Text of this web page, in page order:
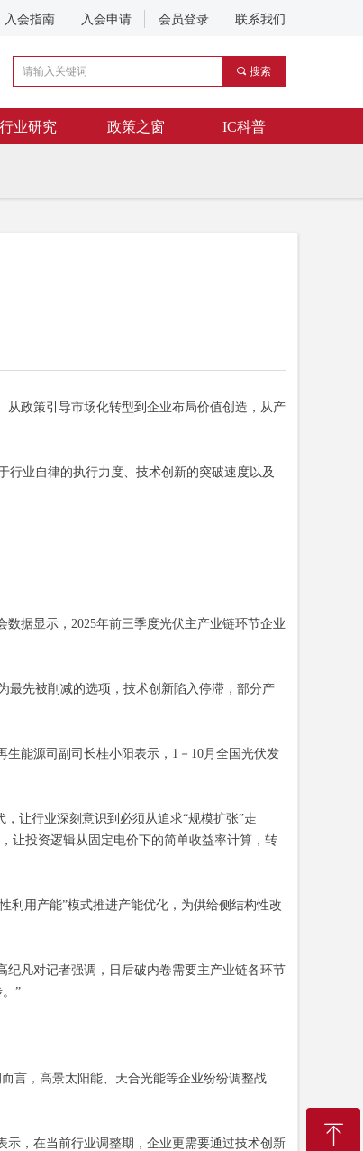
行业研究 政策之窗 IC科普
끠 搜索
入会指南 入会申请 会员登录 联系我们
政策引导市场化转型到企业布局价值创造，从产
业自律的执行力度、技术创新的突破速度以及
据显示，2025年前三季度光伏主产业链环节企业
先被削减的选项，技术创新陷入停滞，部分产
能源司副司长桂小阳表示，1－10月全国光伏发
让行业深刻意识到必须从追求“规模扩张”走
让投资逻辑从固定电价下的简单收益率计算，转
用产能”模式推进产能优化，为供给侧结构性改
凡对记者强调，日后破内卷需要主产业链各环节
”
言，高景太阳能、天合光能等企业纷纷调整战
，在当前行业调整期，企业更需要通过技术创新
ꁸ